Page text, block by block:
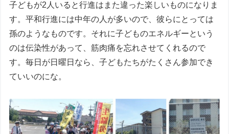
子どもが2人いると行進はまた違った楽しいものになりま
す。平和行進には中年の人が多いので、彼らにとっては
孫のようなものです。それに子どものエネルギーという
のは伝染性があって、筋肉痛を忘れさせてくれるので
す。毎日が日曜日なら、子どもたちがたくさん参加でき
ていいのにな。